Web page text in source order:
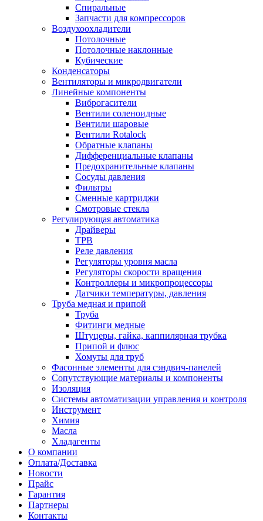
Спиральные
Запчасти для компрессоров
Воздухоохладители
Потолочные
Потолочные наклонные
Кубические
Конденсаторы
Вентиляторы и микродвигатели
Линейные компоненты
Виброгасители
Вентили соленоидные
Вентили шаровые
Вентили Rotalock
Обратные клапаны
Дифференциальные клапаны
Предохранительные клапаны
Сосуды давления
Фильтры
Сменные картриджи
Смотровые стекла
Регулирующая автоматика
Драйверы
ТРВ
Реле давления
Регуляторы уровня масла
Регуляторы скорости вращения
Контроллеры и микропроцессоры
Датчики температуры, давления
Труба медная и припой
Труба
Фитинги медные
Штуцеры, гайка, каппилярная трубка
Припой и флюс
Хомуты для труб
Фасонные элементы для сэндвич-панелей
Сопутствующие материалы и компоненты
Изоляция
Системы автоматизации управления и контроля
Инструмент
Химия
Масла
Хладагенты
О компании
Оплата/Доставка
Новости
Прайс
Гарантия
Партнеры
Контакты